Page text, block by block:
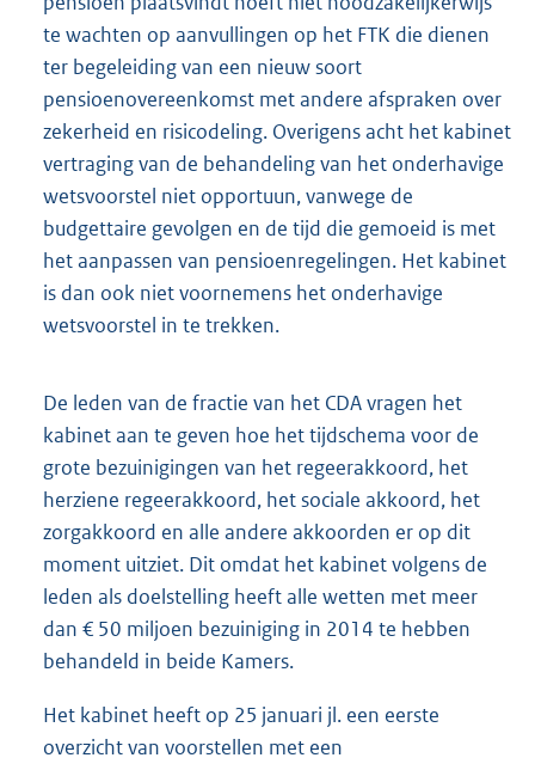
te wachten op aanvullingen op het FTK die dienen
ter begeleiding van een nieuw soort
pensioenovereenkomst met andere afspraken over
zekerheid en risicodeling. Overigens acht het kabinet
vertraging van de behandeling van het onderhavige
wetsvoorstel niet opportuun, vanwege de
budgettaire gevolgen en de tijd die gemoeid is met
het aanpassen van pensioenregelingen. Het kabinet
is dan ook niet voornemens het onderhavige
wetsvoorstel in te trekken.
De leden van de fractie van het CDA vragen het
kabinet aan te geven hoe het tijdschema voor de
grote bezuinigingen van het regeerakkoord, het
herziene regeerakkoord, het sociale akkoord, het
zorgakkoord en alle andere akkoorden er op dit
moment uitziet. Dit omdat het kabinet volgens de
leden als doelstelling heeft alle wetten met meer
dan € 50 miljoen bezuiniging in 2014 te hebben
behandeld in beide Kamers.
Het kabinet heeft op 25 januari jl. een eerste
overzicht van voorstellen met een